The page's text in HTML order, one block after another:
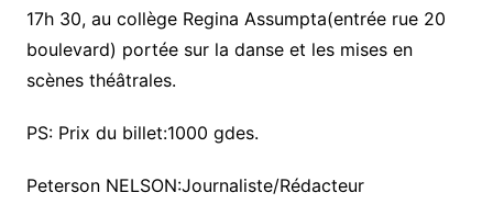
17h 30, au collège Regina Assumpta(entrée rue 20
boulevard) portée sur la danse et les mises en
scènes théâtrales.
PS: Prix du billet:1000 gdes.
Peterson NELSON:Journaliste/Rédacteur